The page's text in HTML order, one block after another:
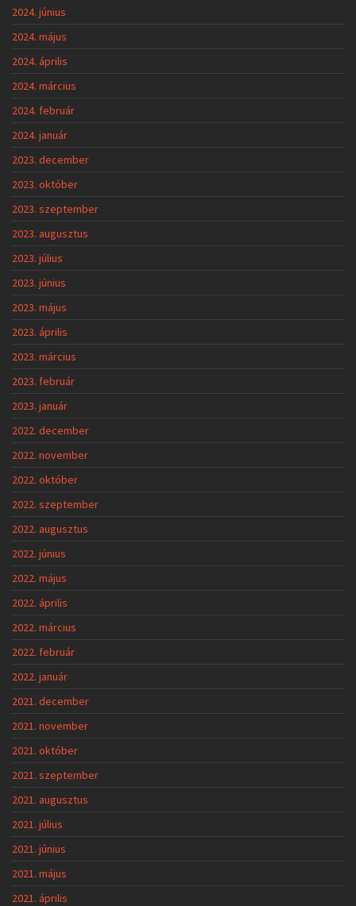
2024. június
2024. május
2024. április
2024. március
2024. február
2024. január
2023. december
2023. október
2023. szeptember
2023. augusztus
2023. július
2023. június
2023. május
2023. április
2023. március
2023. február
2023. január
2022. december
2022. november
2022. október
2022. szeptember
2022. augusztus
2022. június
2022. május
2022. április
2022. március
2022. február
2022. január
2021. december
2021. november
2021. október
2021. szeptember
2021. augusztus
2021. július
2021. június
2021. május
2021. április